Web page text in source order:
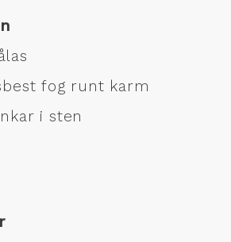
fog runt karm
i sten